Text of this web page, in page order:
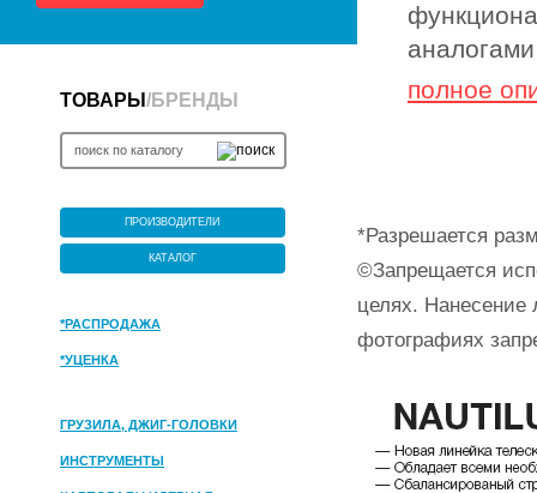
ТОВАРЫ /БРЕНДЫ
ПРОИЗВОДИТЕЛИ
КАТАЛОГ
*РАСПРОДАЖА
*УЦЕНКА
ГРУЗИЛА, ДЖИГ-ГОЛОВКИ
ИНСТРУМЕНТЫ
полное
*Разрешается
©Запрещается
целях. Нанесение
фотографиях